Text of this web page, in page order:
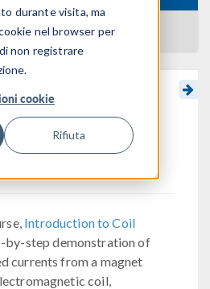
durante visita, ma
nel browser per
non registrare
cookie
Rifiuta
Moving a
a Coil
Introduction to Coil
by-step demonstration of
currents from a magnet
coil,